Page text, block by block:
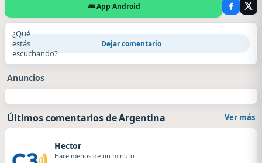
App Android
¿Qué
estás
escuchando?
Dejar comentario
Anuncios
Últimos comentarios de Argentina Ver más
Hector
Hace menos de un minuto